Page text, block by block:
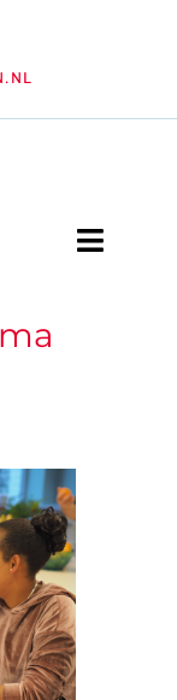
Toggle